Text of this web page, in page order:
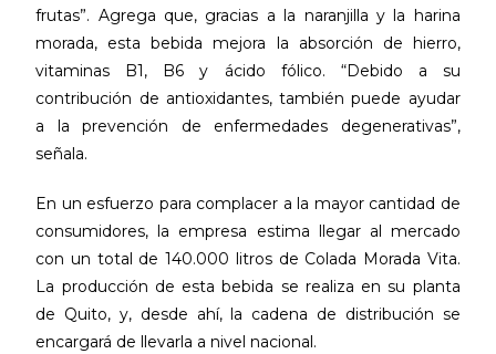
frutas”. Agrega que, gracias a la naranjilla y la harina
morada, esta bebida mejora la absorción de hierro,
vitaminas B1, B6 y ácido fólico. “Debido a su
contribución de antioxidantes, también puede ayudar
a la prevención de enfermedades degenerativas”,
señala.
En un esfuerzo para complacer a la mayor cantidad de
consumidores, la empresa estima llegar al mercado
con un total de 140.000 litros de Colada Morada Vita.
La producción de esta bebida se realiza en su planta
de Quito, y, desde ahí, la cadena de distribución se
encargará de llevarla a nivel nacional.